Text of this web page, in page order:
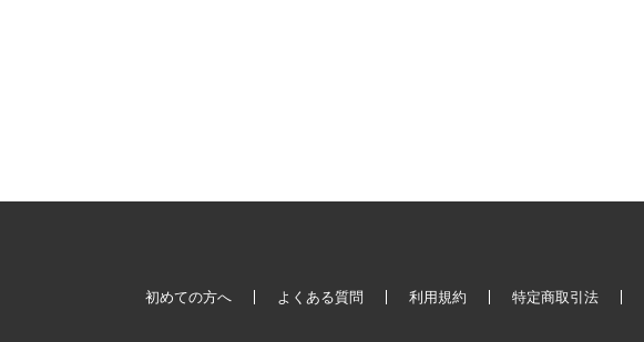
初めての方へ よくある質問 利用規約 特定商取引法